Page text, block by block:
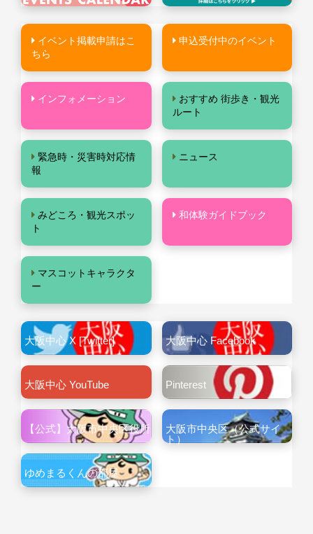
イベント掲載申請はこ
ちら
申込受付中のイベント
インフォメーション
おすすめ 街歩き・観光
ルート
緊急時・災害時対応情
報
ニュース
みどころ・観光スポッ
ト
和体験ガイドブック
マスコットキャラクタ
ー
大阪中心 X [Twitter] 大阪中心 Facebook
大阪中心 YouTube Pinterest
【公式】大阪市中央区役所
大阪市中央区（公式サイ
ト）
ゆめまるくんの部屋